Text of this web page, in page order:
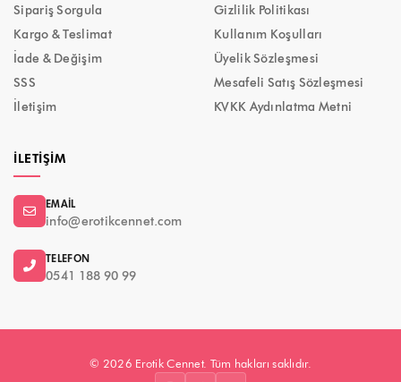
Sipariş Sorgula
Kargo & Teslimat
İade & Değişim
SSS
İletişim
Gizlilik Politikası
Kullanım Koşulları
Üyelik Sözleşmesi
Mesafeli Satış Sözleşmesi
KVKK Aydınlatma Metni
İLETIŞIM
EMAIL
info@erotikcennet.com
TELEFON
0541 188 90 99
© 2026 Erotik Cennet. Tüm hakları saklıdır.